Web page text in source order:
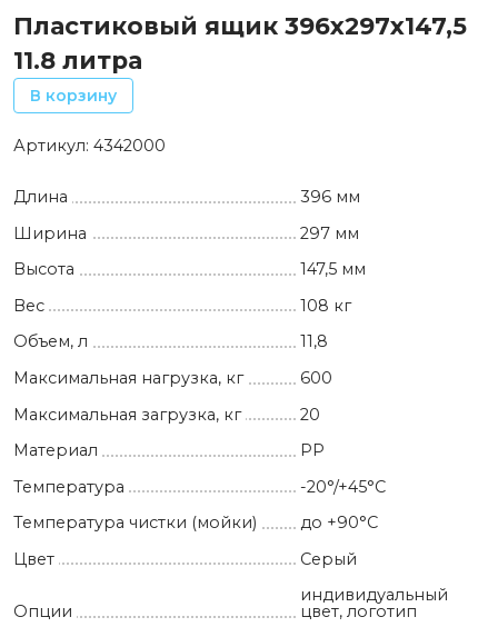
Пластиковый ящик 396х297х147,5
11.8 литра
В корзину
Артикул: 4342000
Длина
396 мм
Ширина
297 мм
Высота
147,5 мм
Вес
108 кг
Объем, л
11,8
Максимальная нагрузка, кг
600
Максимальная загрузка, кг
20
Материал
PP
Температура
-20°/+45°С
Температура чистки (мойки)
до +90°C
Цвет
Серый
Опции
индивидуальный
цвет, логотип